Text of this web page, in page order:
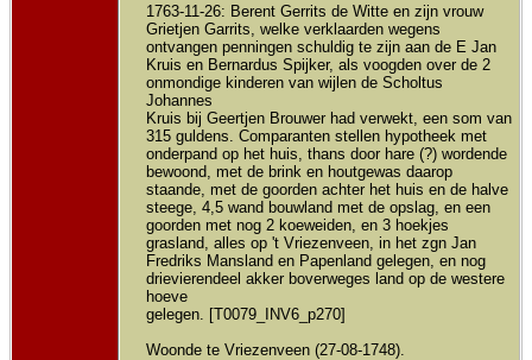
1763-11-26: Berent Gerrits de Witte en zijn vrouw
Grietjen Garrits, welke verklaarden wegens
ontvangen penningen schuldig te zijn aan de E Jan
Kruis en Bernardus Spijker, als voogden over de 2
onmondige kinderen van wijlen de Scholtus
Johannes
Kruis bij Geertjen Brouwer had verwekt, een som van
315 guldens. Comparanten stellen hypotheek met
onderpand op het huis, thans door hare (?) wordende
bewoond, met de brink en houtgewas daarop
staande, met de goorden achter het huis en de halve
steege, 4,5 wand bouwland met de opslag, en een
goorden met nog 2 koeweiden, en 3 hoekjes
grasland, alles op 't Vriezenveen, in het zgn Jan
Fredriks Mansland en Papenland gelegen, en nog
drievierendeel akker boverweges land op de westere
hoeve
gelegen. [T0079_INV6_p270]
Woonde te Vriezenveen (27-08-1748).